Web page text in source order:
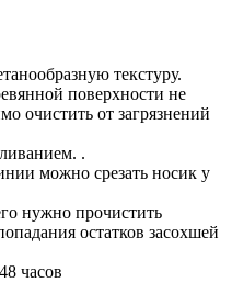
текстуру.
поверхности не
очистить от загрязнений
.
можно срезать носик у
нужно прочистить
остатков засохшей
часов